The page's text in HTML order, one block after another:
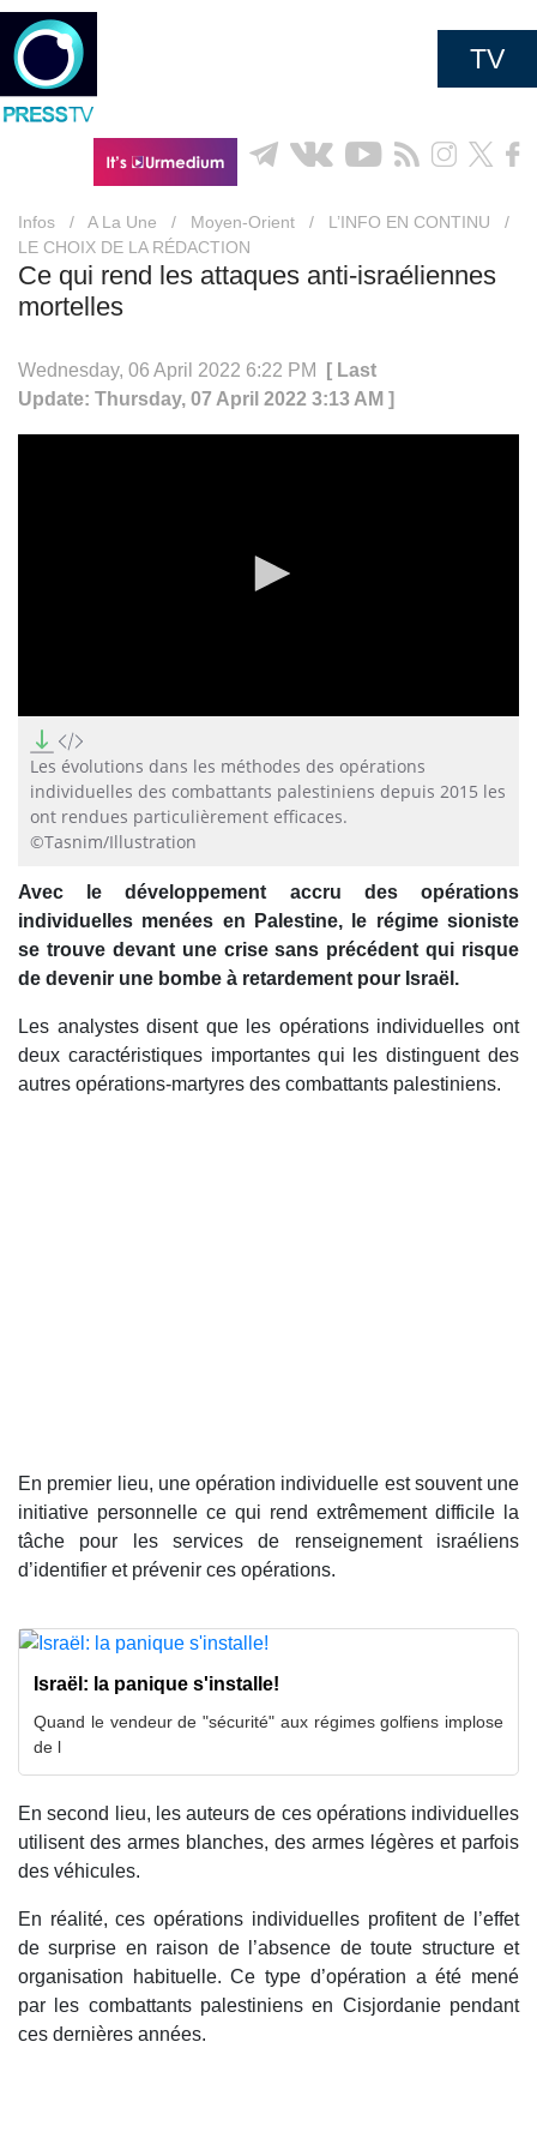
TV
Infos / A La Une / Moyen-Orient / L’INFO EN CONTINU
/
LE CHOIX DE LA RÉDACTION
Ce qui rend les attaques anti-israéliennes
mortelles
Wednesday, 06 April 2022 6:22 PM
[ Last
Update: Thursday, 07 April 2022 3:13 AM ]
seconds
of
seconds
Les évolutions dans les méthodes des opérations
individuelles des combattants palestiniens depuis 2015 les
ont rendues particulièrement efficaces.
©Tasnim/Illustration
Avec le développement accru des opérations
individuelles menées en Palestine, le régime sioniste
se trouve devant une crise sans précédent qui risque
de devenir une bombe à retardement pour Israël.
Les analystes disent que les opérations individuelles ont
deux caractéristiques importantes qui les distinguent des
autres opérations-martyres des combattants palestiniens.
En premier lieu, une opération individuelle est souvent une
initiative personnelle ce qui rend extrêmement difficile la
tâche pour les services de renseignement israéliens
d’identifier et prévenir ces opérations.
Israël: la panique s'installe!
Quand le vendeur de "sécurité" aux régimes golfiens implose
de l
En second lieu, les auteurs de ces opérations individuelles
utilisent des armes blanches, des armes légères et parfois
des véhicules.
En réalité, ces opérations individuelles profitent de l’effet
de surprise en raison de l’absence de toute structure et
organisation habituelle. Ce type d’opération a été mené
par les combattants palestiniens en Cisjordanie pendant
ces dernières années.